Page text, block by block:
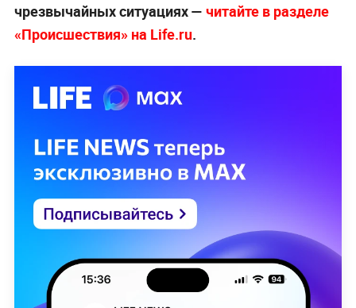
чрезвычайных ситуациях — читайте в разделе
«Происшествия» на Life.ru.